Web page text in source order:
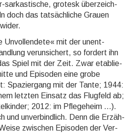
sarkas­tische, grotesk über­zeich­
doch das tat­säch­liche Grauen
Unvollendete« mit der unent­
ver­un­sichert, so for­dert ihn
Spiel mit der Zeit. Zwar etab­lie­
und Epi­so­den eine grobe
Spazier­gang mit der Tante; 1944:
letzten Einsatz das Flugfeld ab;
2012: im Pflege­heim ...).
und unver­bind­lich. Denn die Erzäh­
zwischen Episo­den der Ver­